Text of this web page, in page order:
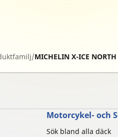
MICHELIN X-ICE
Motorcykel- och
Sök bland alla däck